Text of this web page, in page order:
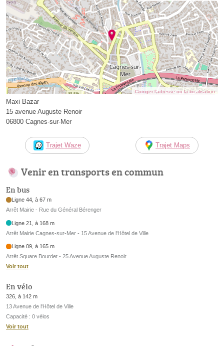
Corriger l’adresse ou la localisation
Maxi Bazar
15 avenue Auguste Renoir
06800 Cagnes-sur-Mer
Trajet Waze Trajet Maps
Venir en transports en commun
En bus
Ligne 44, à 67 m
Arrêt Mairie - Rue du Général Bérenger
Ligne 21, à 168 m
Arrêt Mairie Cagnes-sur-Mer - 15 Avenue de l'Hôtel de Ville
Ligne 09, à 165 m
Arrêt Square Bourdet - 25 Avenue Auguste Renoir
Voir tout
En vélo
326, à 142 m
13 Avenue de l'Hôtel de Ville
Capacité : 0 vélos
Voir tout